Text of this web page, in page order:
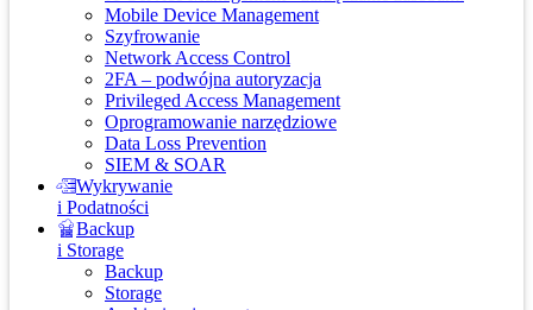
Mobile Device Management
Szyfrowanie
Network Access Control
2FA – podwójna autoryzacja
Privileged Access Management
Oprogramowanie narzędziowe
Data Loss Prevention
SIEM & SOAR
Wykrywanie
i Podatności
Backup
i Storage
Backup
Storage